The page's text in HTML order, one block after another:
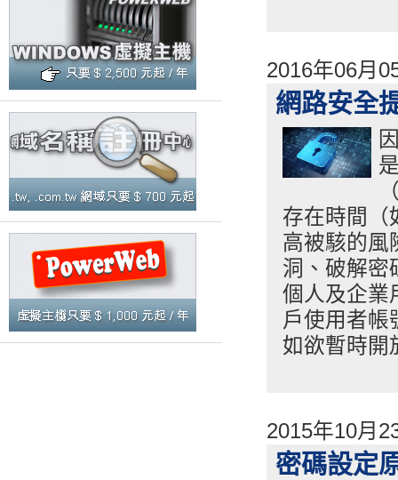
2016年06月
網路安全
存在時間（
高被駭的風
洞、破解密
個人及企業
戶使用者帳
如欲暫時開
2015年10月
密碼設定